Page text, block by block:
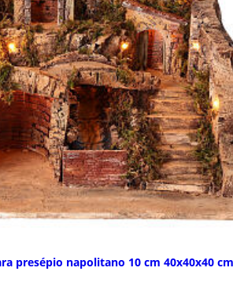
presépio napolitano 10 cm 40x40x40 cm